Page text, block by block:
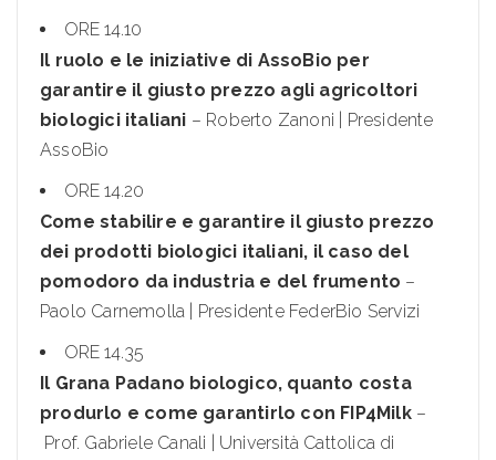
ORE 14.10
Il ruolo e le iniziative di AssoBio per
garantire il giusto prezzo agli agricoltori
biologici italiani – Roberto Zanoni | Presidente
AssoBio
ORE 14.20
Come stabilire e garantire il giusto prezzo
dei prodotti biologici italiani, il caso del
pomodoro da industria e del frumento –
Paolo Carnemolla | Presidente FederBio Servizi
ORE 14.35
Il Grana Padano biologico, quanto costa
produrlo e come garantirlo con FIP4Milk –
Prof. Gabriele Canali | Università Cattolica di